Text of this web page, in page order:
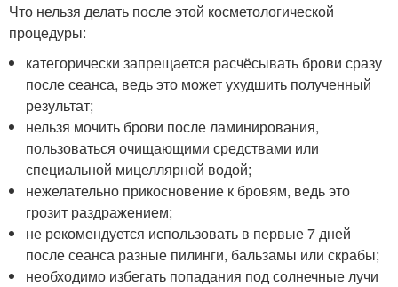
Что нельзя делать после этой косметологической
процедуры:
категорически запрещается расчёсывать брови сразу
после сеанса, ведь это может ухудшить полученный
результат;
нельзя мочить брови после ламинирования,
пользоваться очищающими средствами или
специальной мицеллярной водой;
нежелательно прикосновение к бровям, ведь это
грозит раздражением;
не рекомендуется использовать в первые 7 дней
после сеанса разные пилинги, бальзамы или скрабы;
необходимо избегать попадания под солнечные лучи